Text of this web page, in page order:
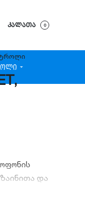
ᲙᲐᲚᲐᲗᲐ 0
და
აქვს